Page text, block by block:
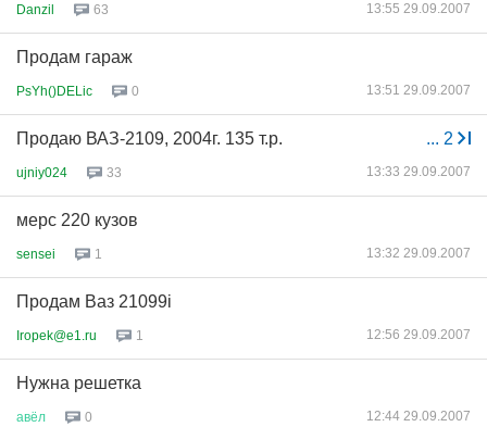
Danzil 63 13:55 29.09.2007
Продам гараж
PsYh()DELic 0 13:51 29.09.2007
... 2
Продаю ВАЗ-2109, 2004г. 135 т.р.
ujniy024 33 13:33 29.09.2007
мерс 220 кузов
sensei 1 13:32 29.09.2007
Продам Ваз 21099i
Iropek@e1.ru 1 12:56 29.09.2007
Нужна решетка
авёл 0 12:44 29.09.2007